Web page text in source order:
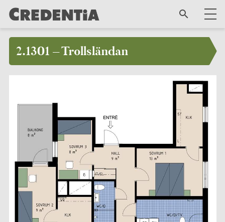
2.1301 – Trollsländan